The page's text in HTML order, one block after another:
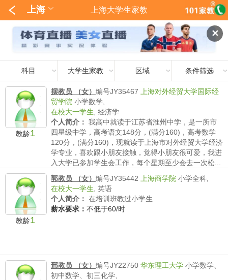
✕
上海 上海大学生家教
科目 大学生家教 区域 条件筛选
教龄1
摆教员 （女） 编号JY35467
上海对外经贸大学国际经
贸学院 小学数学,
在校大一学生 经济学
个人简介： 我高中就读于江苏省淮州中学，是一所市
四星级中学，高考语文148分，(满分160)，高考数学
120分，(满分160)，现就读于上海市对外经贸大学经济
学专业，喜欢跟小朋友接触，觉得小朋友很可爱，我进
入大学已参加学生会工作，每个星期至少会去一次松...
薪水要求：
教龄1
郭教员 （女） 编号JY35442 上海商学院 小学全科,
在校大一学生 英语
个人简介： 在培训班教过小学生
薪水要求： 不低于60/时
邢教员 （女） 编号JY22750 华东理工大学 小学数学、
初中数学、初三化学、